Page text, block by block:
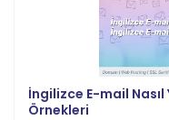
İngilizce E-mail Nasıl
Örnekleri